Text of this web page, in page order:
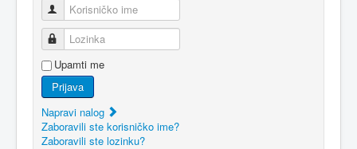
Korisničko ime
Lozinka
Upamti me
Prijava
Napravi nalog
Zaboravili ste korisničko ime?
Zaboravili ste lozinku?